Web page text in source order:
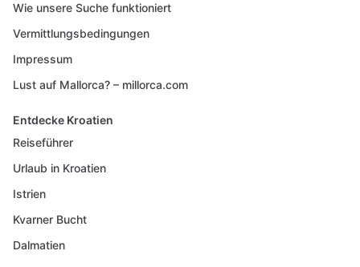
Wie unsere Suche funktioniert
Vermittlungsbedingungen
Impressum
Lust auf Mallorca? – millorca.com
Entdecke Kroatien
Reiseführer
Urlaub in Kroatien
Istrien
Kvarner Bucht
Dalmatien